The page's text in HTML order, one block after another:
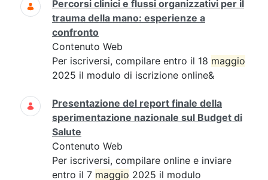
Percorsi clinici e flussi organizzativi per il
trauma della mano: esperienze a
confronto
Contenuto Web
Per iscriversi, compilare entro il 18 maggio
2025 il modulo di iscrizione online&
Presentazione del report finale della
sperimentazione nazionale sul Budget di
Salute
Contenuto Web
Per iscriversi, compilare online e inviare
entro il 7 maggio 2025 il modulo